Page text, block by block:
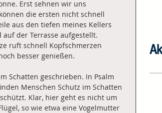
Erst sehnen wir uns
die ersten nicht schnell
aus den tiefen meines Kellers
der Terrasse aufgestellt.
ruft schnell Kopfschmerzen
besser genießen.
Schatten geschrieben. In Psalm
Menschen Schutz im Schatten
Klar, hier geht es nicht um
so wie etwa eine Vogelmutter